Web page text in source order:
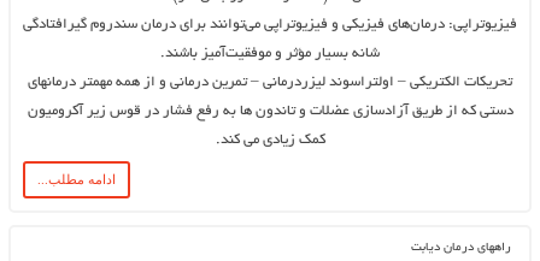
فیزیوتراپی: درمان‌های فیزیکی و فیزیوتراپی می‌توانند برای درمان سندروم گیرافتادگی
شانه بسیار مؤثر و موفقیت‌آمیز باشند.
تحریکات الکتریکی – اولتراسوند لیزردرمانی – تمرین درمانی و از همه مهمتر درمانهای
دستی که از طریق آزادسازی عضلات و تاندون ها به رفع فشار در قوس زیر آکرومیون
کمک زیادی می کند.
ادامه مطلب...
راههای درمان دیابت